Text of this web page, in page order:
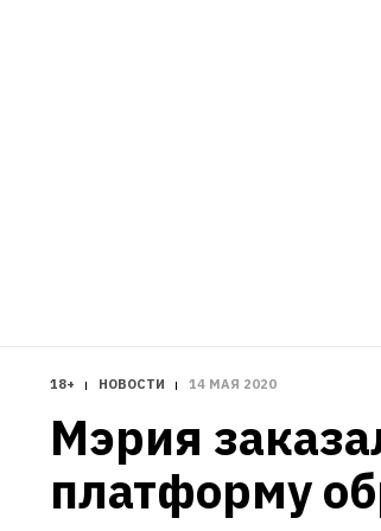
18+ НОВОСТИ 14 МАЯ 2020
Мэрия
платформу